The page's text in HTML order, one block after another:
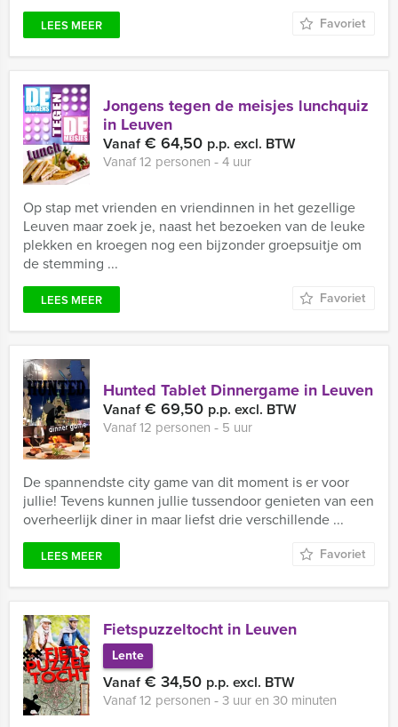
LEES MEER Favoriet
Jongens tegen de meisjes lunchquiz
in Leuven
Vanaf€ 64,50 p.p. excl. BTW
Vanaf 12 personen ‐ 4 uur
Op stap met vrienden en vriendinnen in het gezellige
Leuven maar zoek je, naast het bezoeken van de leuke
plekken en kroegen nog een bijzonder groepsuitje om
de stemming ...
LEES MEER Favoriet
Hunted Tablet Dinnergame in Leuven
Vanaf€ 69,50 p.p. excl. BTW
Vanaf 12 personen ‐ 5 uur
De spannendste city game van dit moment is er voor
jullie! Tevens kunnen jullie tussendoor genieten van een
overheerlijk diner in maar liefst drie verschillende ...
LEES MEER Favoriet
Fietspuzzeltocht in Leuven
Lente
Vanaf€ 34,50 p.p. excl. BTW
Vanaf 12 personen ‐ 3 uur en 30 minuten